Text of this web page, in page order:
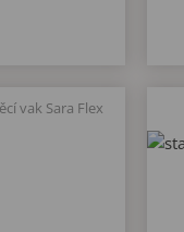
vak Sara Flex